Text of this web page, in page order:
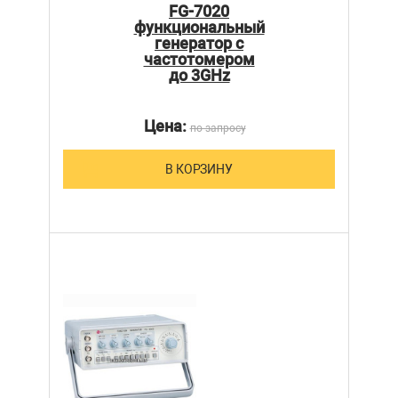
FG-7020
функциональный
генератор с
частотомером
до 3GHz
Цена:по запросу
В КОРЗИНУ